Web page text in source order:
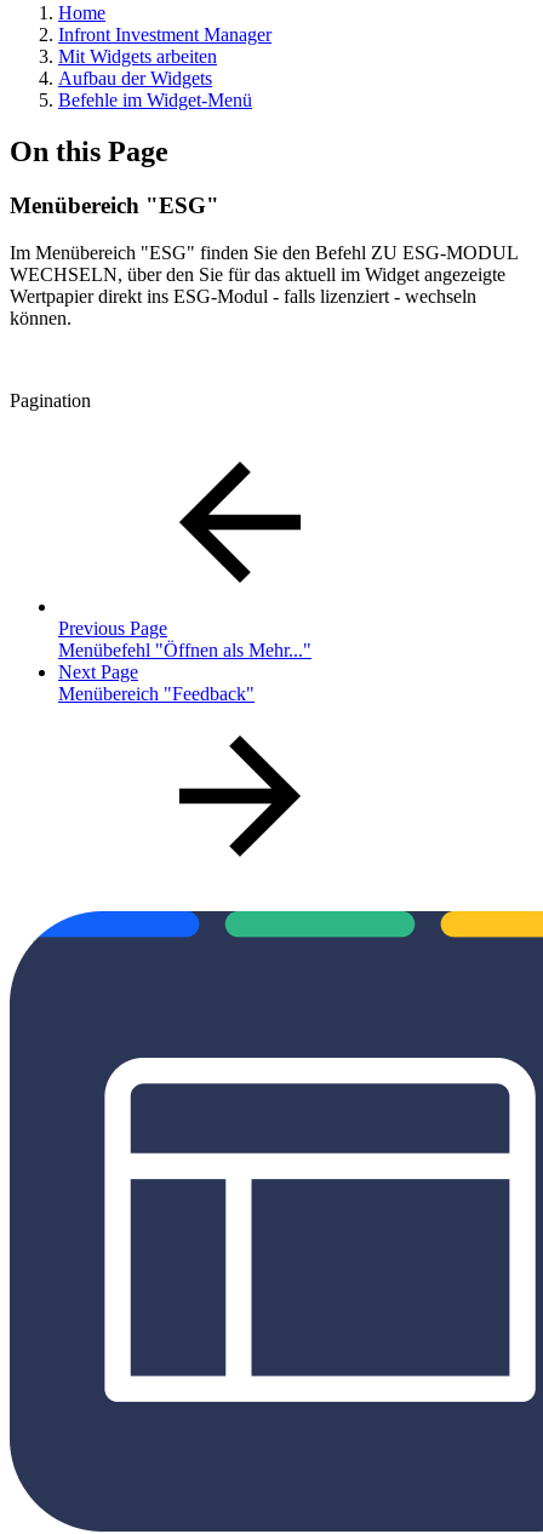
Home
Infront Investment Manager
Mit Widgets arbeiten
Aufbau der Widgets
Befehle im Widget-Menü
On this Page
Menübereich "ESG"
Im Menübereich "ESG" finden Sie den Befehl ZU ESG-MODUL
WECHSELN, über den Sie für das aktuell im Widget angezeigte
Wertpapier direkt ins ESG-Modul - falls lizenziert - wechseln
können.
Pagination
Previous Page
Menübefehl "Öffnen als Mehr..."
Next Page
Menübereich "Feedback"